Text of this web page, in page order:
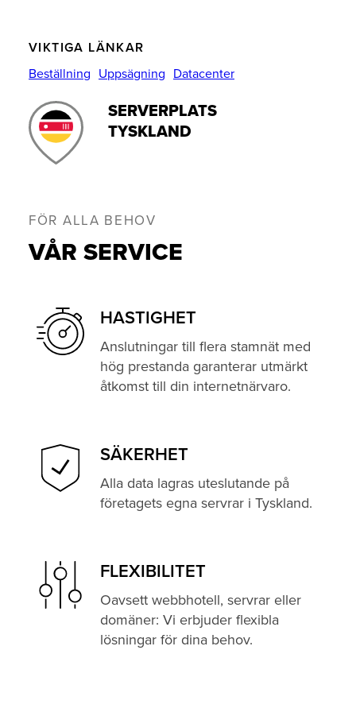
VIKTIGA LÄNKAR
Beställning Uppsägning Datacenter
SERVERPLATS
TYSKLAND
FÖR ALLA BEHOV
VÅR SERVICE
HASTIGHET­
Anslutningar till flera stamnät med
hög prestanda garanterar utmärkt
åtkomst till din internetnärvaro.
SÄKERHET
Alla data lagras uteslutande på
företagets egna servrar i Tyskland.
FLEXIBILITET
Oavsett webbhotell, servrar eller
domäner: Vi erbjuder flexibla
lösningar för dina behov.